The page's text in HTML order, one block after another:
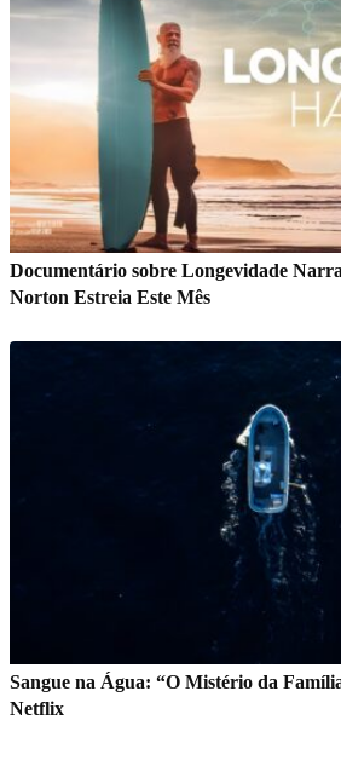
Documentário sobre Longevidade
Norton Estreia Este Mês
Sangue na Água: “O Mistério da
Netflix